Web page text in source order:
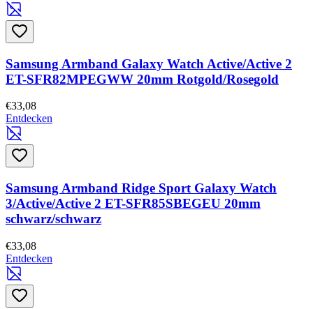
Samsung Armband Galaxy Watch Active/Active 2
ET-SFR82MPEGWW 20mm Rotgold/Rosegold
€33,08
Entdecken
Samsung Armband Ridge Sport Galaxy Watch
3/Active/Active 2 ET-SFR85SBEGEU 20mm
schwarz/schwarz
€33,08
Entdecken